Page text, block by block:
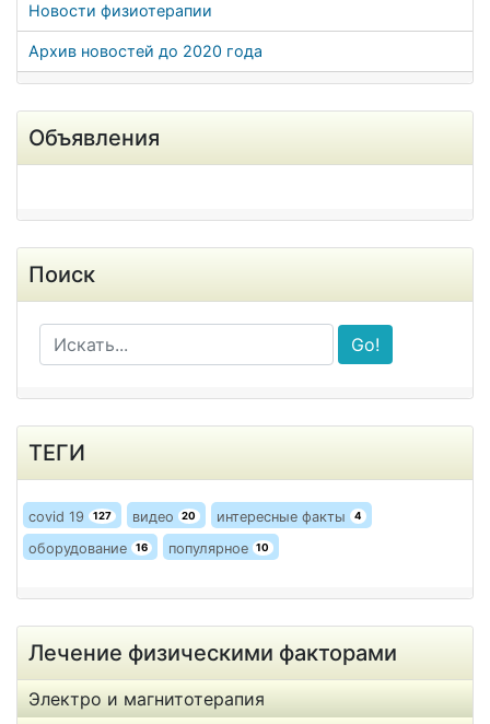
Новости физиотерапии
Архив новостей до 2020 года
Объявления
Поиск
Go!
ТЕГИ
covid 19 127 видео 20 интересные факты 4
оборудование 16 популярное 10
Лечение физическими факторами
Электро и магнитотерапия